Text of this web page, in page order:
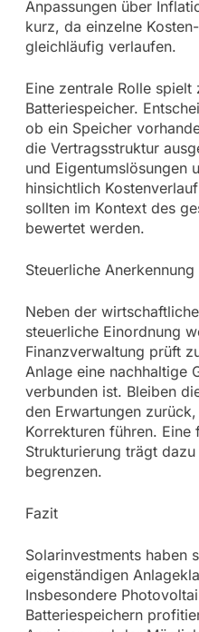
Anpassungen über
kurz, da einzelne
gleichläufig verlaufen.
Eine zentrale Rolle spielt
Batteriespeicher.
ob ein Speicher
die Vertragsstruktur
und Eigentumslösungen
hinsichtlich
sollten im Kontext des
bewertet werden.
Steuerliche
Neben der
steuerliche Einordnung
Finanzverwaltung prüft
Anlage eine nachhaltige
verbunden ist. Bleiben
den Erwartungen
Korrekturen führen.
Strukturierung trägt
begrenzen.
Fazit
Solarinvestments haben
eigenständigen
Insbesondere
Batteriespeichern